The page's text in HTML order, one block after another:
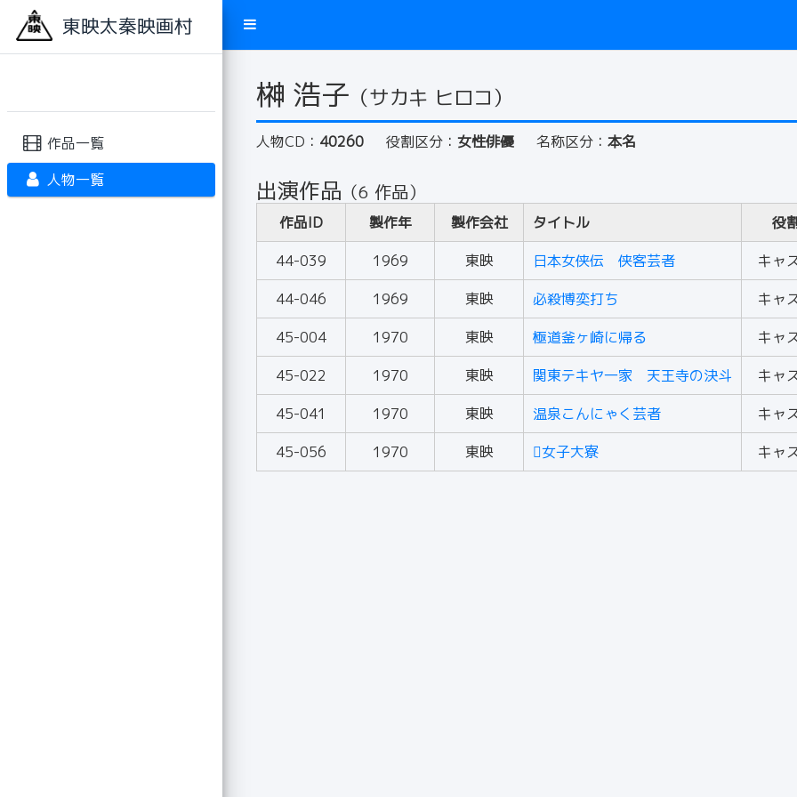
東映太秦映画村
作品一覧
人物一覧
榊 浩子 （サカキ ヒロコ）
人物CD： 40260 役割区分： 女性俳優 名称区分： 本名
出演作品 （6 作品）
作品ID 製作年 製作会社 タイトル
役
44-039
1969 東映 日本女侠伝 侠客芸者
キャ
44-046
1969 東映 必殺博奕打ち
キャ
45-004
1970 東映 極道釜ヶ崎に帰る
キャ
45-022
1970 東映 関東テキヤ一家 天王寺の決斗
キャ
45-041
1970 東映 温泉こんにゃく芸者
キャ
45-056
1970 東映 女子大寮 キャ